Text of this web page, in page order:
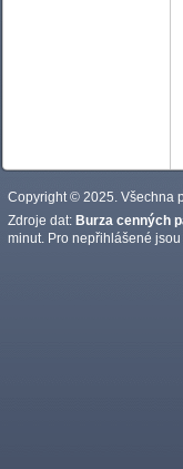
Copyright © 2025. Všechna
Zdroje dat: Burza cenných
minut. Pro nepřihlášené jsou